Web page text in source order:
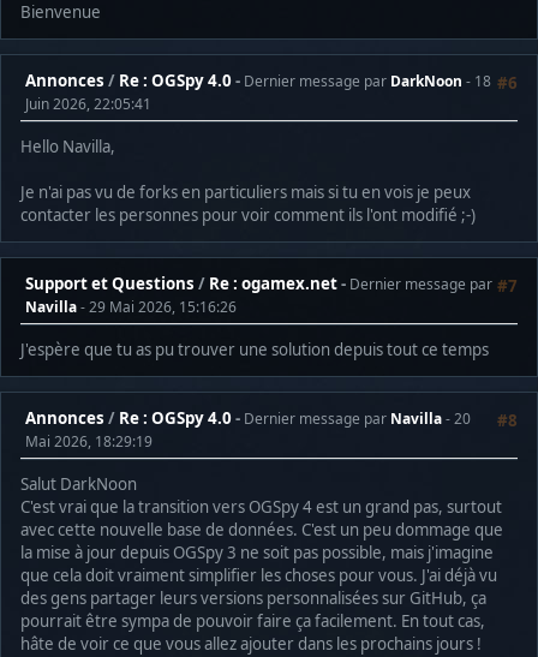
Bienvenue
#6
Annonces / Re : OGSpy 4.0 Dernier message par DarkNoon - 18
Juin 2026, 22:05:41
Hello Navilla,
Je n'ai pas vu de forks en particuliers mais si tu en vois je peux
contacter les personnes pour voir comment ils l'ont modifié ;-)
#7
Support et Questions / Re : ogamex.net
Dernier message par
Navilla- 29 Mai 2026, 15:16:26
J'espère que tu as pu trouver une solution depuis tout ce temps
#8
Annonces / Re : OGSpy 4.0 Dernier message par Navilla- 20
Mai 2026, 18:29:19
Salut DarkNoon
C'est vrai que la transition vers OGSpy 4 est un grand pas, surtout
avec cette nouvelle base de données. C'est un peu dommage que
la mise à jour depuis OGSpy 3 ne soit pas possible, mais j'imagine
que cela doit vraiment simplifier les choses pour vous. J'ai déjà vu
des gens partager leurs versions personnalisées sur GitHub, ça
pourrait être sympa de pouvoir faire ça facilement. En tout cas,
hâte de voir ce que vous allez ajouter dans les prochains jours !